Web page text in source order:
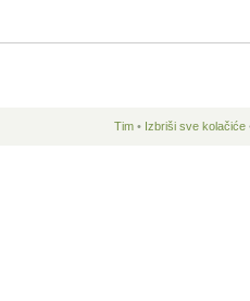
Tim • Izbriši sve kolačiće